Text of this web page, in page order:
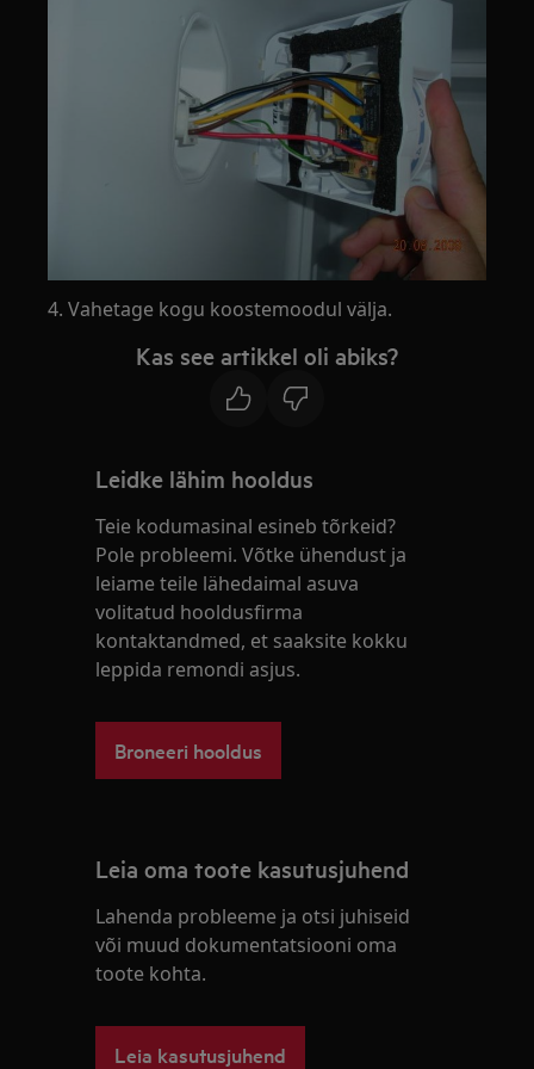
4. Vahetage kogu koostemoodul välja.
Kas see artikkel oli abiks?
Leidke lähim hooldus
Teie kodumasinal esineb tõrkeid?
Pole probleemi. Võtke ühendust ja
leiame teile lähedaimal asuva
volitatud hooldusfirma
kontaktandmed, et saaksite kokku
leppida remondi asjus.
Broneeri hooldus
Leia oma toote kasutusjuhend
Lahenda probleeme ja otsi juhiseid
või muud dokumentatsiooni oma
toote kohta.
Leia kasutusjuhend